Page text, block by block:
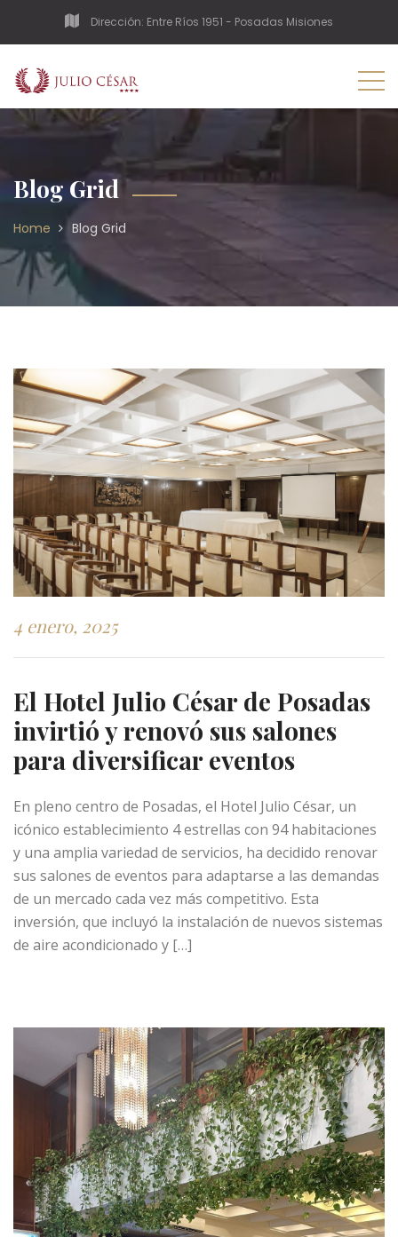
Dirección: Entre Ríos 1951 - Posadas Misiones
Blog Grid
Home Blog Grid
4 enero, 2025
El Hotel Julio César de Posadas
invirtió y renovó sus salones
para diversificar eventos
En pleno centro de Posadas, el Hotel Julio César, un
icónico establecimiento 4 estrellas con 94 habitaciones
y una amplia variedad de servicios, ha decidido renovar
sus salones de eventos para adaptarse a las demandas
de un mercado cada vez más competitivo. Esta
inversión, que incluyó la instalación de nuevos sistemas
de aire acondicionado y […]